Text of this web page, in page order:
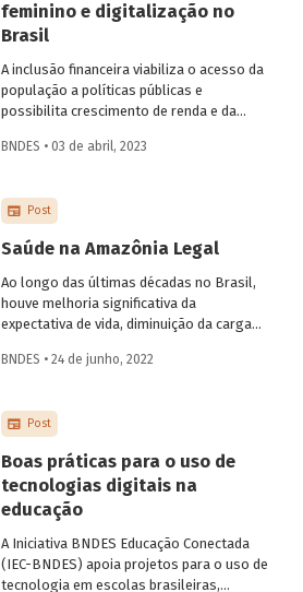
feminino e digitalização no
Brasil
A inclusão financeira viabiliza o acesso da
população a políticas públicas e
possibilita crescimento de renda e da
acesso a serviços financeiros no Brasil
desigualdades presentes na sociedade.
Este artigo, assinado por Helena Tenório,
faz um breve diagnóstico desse tema e
aponta possíveis efeitos positivos
decorrentes da digitalização financeira,
com atenção especial à participação das
mulheres.
BNDES • 03 de abril, 2023
Post
Saúde na Amazônia Legal
Ao longo das últimas décadas no Brasil,
houve melhoria significativa da
expectativa de vida, diminuição da carga
indicadores entre as regiões do país. Na
significativos, embora a região ainda
registre índices inferiores à média
nacional. Conheça o perfil das causas de
óbito na região e entenda quais são os
desafios para ampliar a infraestrutura de
saúde, considerando as particularidades
BNDES • 24 de junho, 2022
Post
Boas práticas para o uso de
tecnologias digitais na
educação
A Iniciativa BNDES Educação Conectada
(IEC-BNDES) apoia projetos para o uso de
tecnologia em escolas brasileiras,